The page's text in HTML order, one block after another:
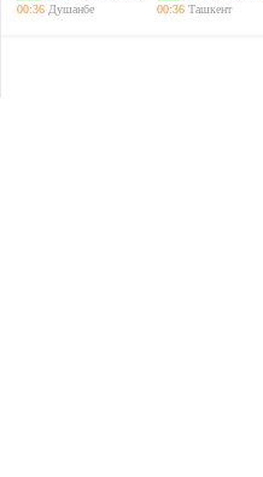
00:36 Душанбе
00:36 Ташкент